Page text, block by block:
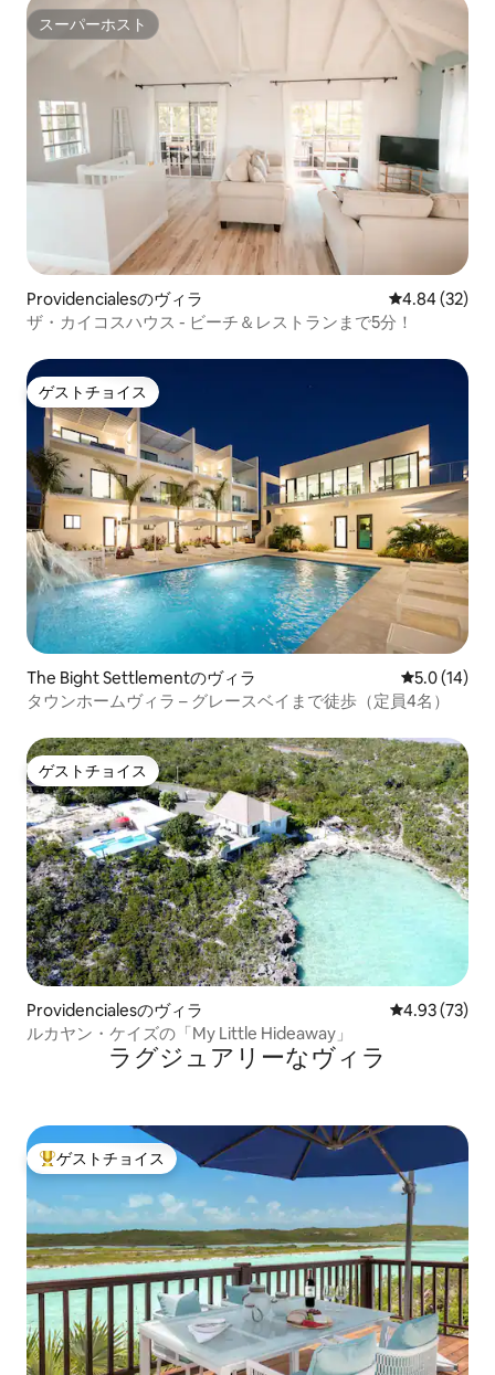
スーパーホスト
スーパーホスト
Providencialesのヴィラ レビュー32
4.84 (32)
ザ・カイコスハウス - ビーチ＆レストランまで5分！
ゲストチョイス
ゲストチョイス
The Bight Settlementのヴィラ レビュー14
5.0 (14)
タウンホームヴィラ – グレースベイまで徒歩（定員4名）
ゲストチョイス
ゲストチョイス
Providencialesのヴィラ レビュー73
4.93 (73)
ルカヤン・ケイズの「My Little Hideaway」
ラグジュアリーなヴィラ
大好評のゲストチョイスです。
ゲストチョイス